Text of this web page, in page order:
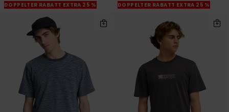
DOPPELTER RABATT EXTRA 25 %
DOPPELTER RABATT EXTRA 25 %